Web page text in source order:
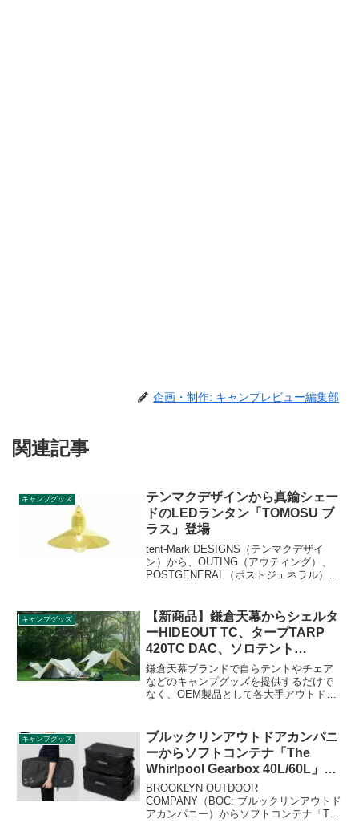
企画・制作: キャンプレビュー編集部
関連記事
キャンプグッズ
テンマクデザインから真鍮シェー
ドのLEDランタン「TOMOSU ブ
ラス」登場
tent-Mark DESIGNS（テンマクデザイ
ン）から、OUTING（アウティング）、
POSTGENERAL（ポストジェネラル）と
ンで、シェードは真鍮製です。詳細をレ
ビューします。
キャンプグッズ
【新商品】鎌倉天幕からシェルタ
ーHIDEOUT TC、タープTARP
420TC DAC、ソロテント
SOLOIST登場
鎌倉天幕ブランドで自らテントやチェア
などのキャンプグッズを提供するだけで
なく、OEM製品として各大手アウトドア
に鎌倉天幕ブランドから3種の新商品を発
売します。その詳細をレビューします。
キャンプグッズ
ブルックリンアウトドアカンパニ
ーからソフトコンテナ「The
Whirlpool Gearbox 40L/60L」登
場
BROOKLYN OUTDOOR
COMPANY（BOC: ブルックリンアウトド
アカンパニー）からソフトコンテナ「The